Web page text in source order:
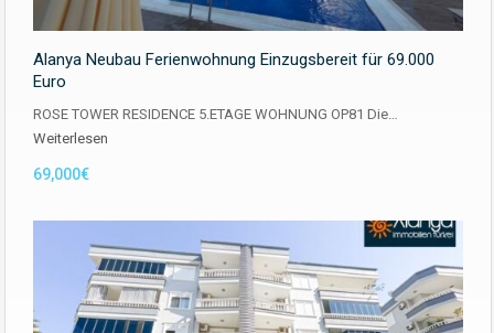
Alanya Neubau Ferienwohnung Einzugsbereit für 69.000
Euro
ROSE TOWER RESIDENCE 5.ETAGE WOHNUNG OP81 Die…
Weiterlesen
69,000€